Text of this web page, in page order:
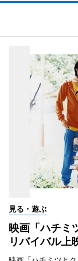
見る・遊ぶ
映画「ハチミ
リバイバル上